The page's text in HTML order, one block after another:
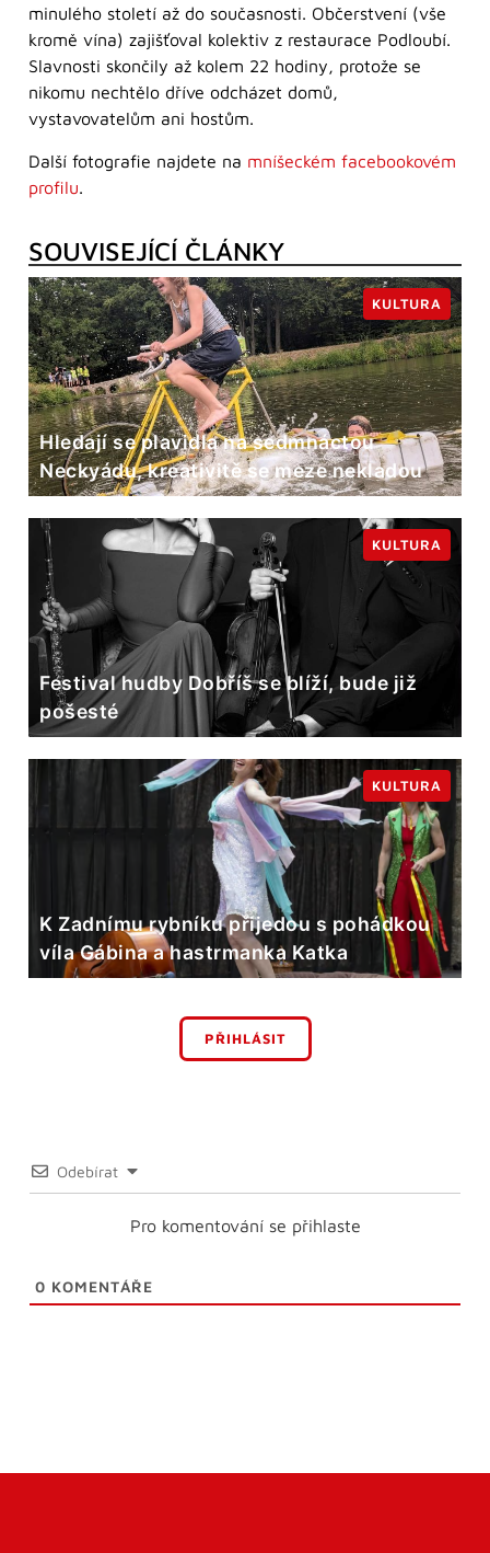
minulého století až do současnosti. Občerstvení (vše
kromě vína) zajišťoval kolektiv z restaurace Podloubí.
Slavnosti skončily až kolem 22 hodiny, protože se
nikomu nechtělo dříve odcházet domů,
vystavovatelům ani hostům.
Další fotografie najdete na mníšeckém facebookovém
profilu.
SOUVISEJÍCÍ ČLÁNKY
Hledají se plavidla na sedmnáctou
Neckyádu, kreativitě se meze nekladou
KULTURA
Festival hudby Dobříš se blíží, bude již
pošesté
KULTURA
K Zadnímu rybníku přijedou s pohádkou
víla Gábina a hastrmanka Katka
KULTURA
PŘIHLÁSIT
Odebírat
Pro komentování se přihlaste
0 KOMENTÁŘE